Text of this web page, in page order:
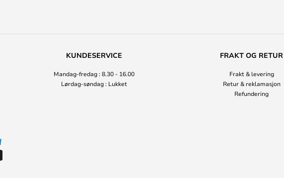
KUNDESERVICE
Mandag-fredag : 8.30 - 16.00
Lørdag-søndag : Lukket
FRAKT OG RETUR
Frakt & levering
Retur & reklamasjon
Refundering